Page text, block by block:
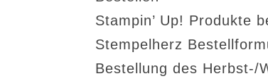
Stampin’ Up! Produkte
Stempelherz
Bestellung des Herbst-/